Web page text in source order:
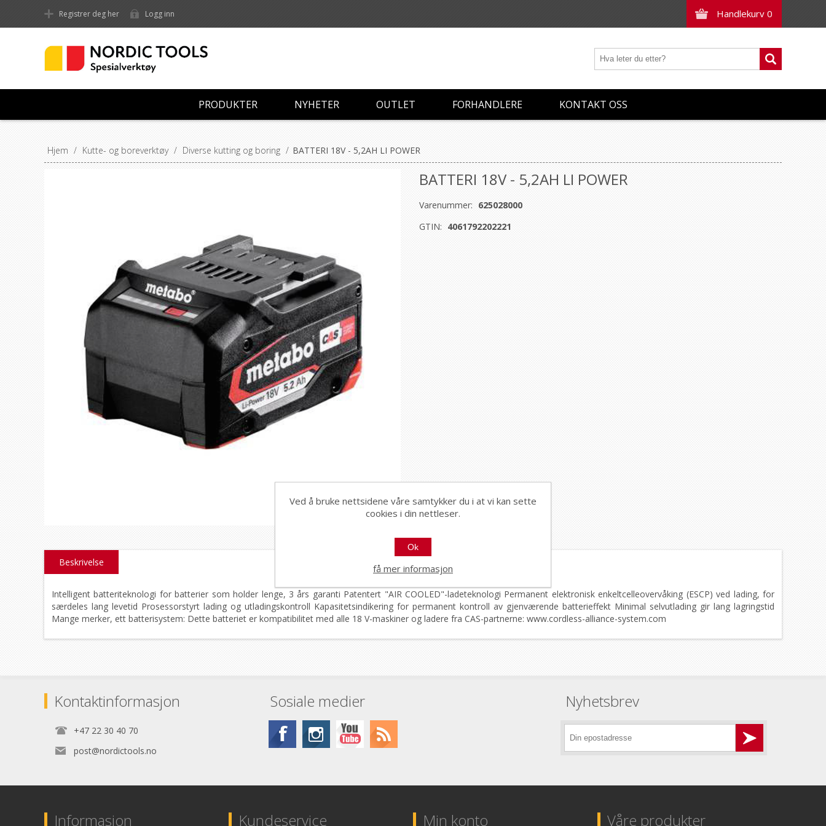
Handlekurv 0
Registrer deg her Logg inn
PRODUKTER NYHETER OUTLET FORHANDLERE KONTAKT OSS
Hjem / Kutte- og boreverktøy / Diverse kutting og boring / BATTERI 18V - 5,2AH LI POWER
BATTERI 18V - 5,2AH LI POWER
Varenummer: 625028000
GTIN: 4061792202221
Beskrivelse
Intelligent batteriteknologi for batterier som holder lenge, 3 års garanti Patentert "AIR COOLED"-ladeteknologi Permanent elektronisk enkeltcelleovervåking (ESCP) ved lading, for
særdeles lang levetid Prosessorstyrt lading og utladingskontroll Kapasitetsindikering for permanent kontroll av gjenværende batterieffekt Minimal selvutlading gir lang lagringstid
Mange merker, ett batterisystem: Dette batteriet er kompatibilitet med alle 18 V-maskiner og ladere fra CAS-partnerne: www.cordless-alliance-system.com
Kontaktinformasjon
+47 22 30 40 70
post@nordictools.no
Sosiale medier Nyhetsbrev
Informasjon Kundeservice Min konto Våre produkter
Ved å bruke nettsidene våre samtykker du i at vi kan sette
cookies i din nettleser.
Ok
få mer informasjon